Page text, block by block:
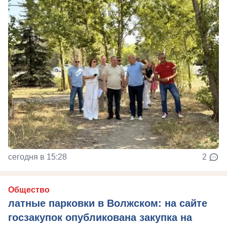
сегодня в 15:28 2
Общество
латные парковки в Волжском: на сайте
госзакупок опубликована закупка на